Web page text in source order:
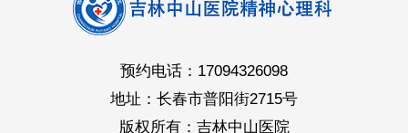
预约电话：17094326098
地址：长春市普阳街2715号
版权所有：吉林中山医院